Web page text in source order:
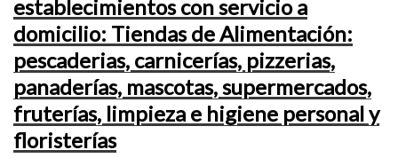
establecimientos con servicio a
domicilio: Tiendas de Alimentación:
pescaderias, carnicerías, pizzerias,
panaderías, mascotas, supermercados,
fruterías, limpieza e higiene personal y
floristerías